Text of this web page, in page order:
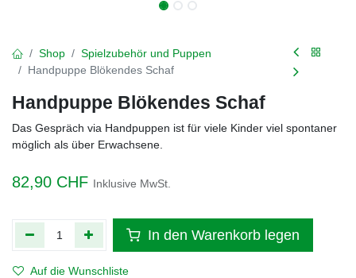
Shop
Spielzubehör und Puppen
Handpuppe Blökendes Schaf
Handpuppe Blökendes Schaf
Das Gespräch via Handpuppen ist für viele Kinder viel spontaner
möglich als über Erwachsene.
82,90 CHF Inklusive MwSt.
In den Warenkorb legen
Auf die Wunschliste